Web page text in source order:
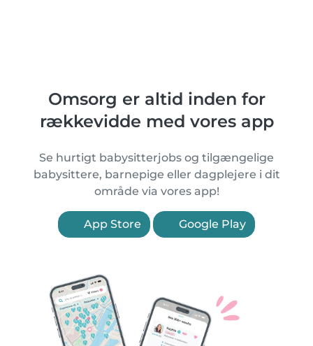
Omsorg er altid inden for
rækkevidde med vores app
Se hurtigt babysitterjobs og tilgængelige
babysittere, barnepige eller dagplejere i dit
område via vores app!
App Store Google Play